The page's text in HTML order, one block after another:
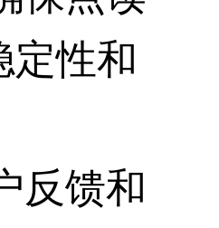
定性和
反馈和